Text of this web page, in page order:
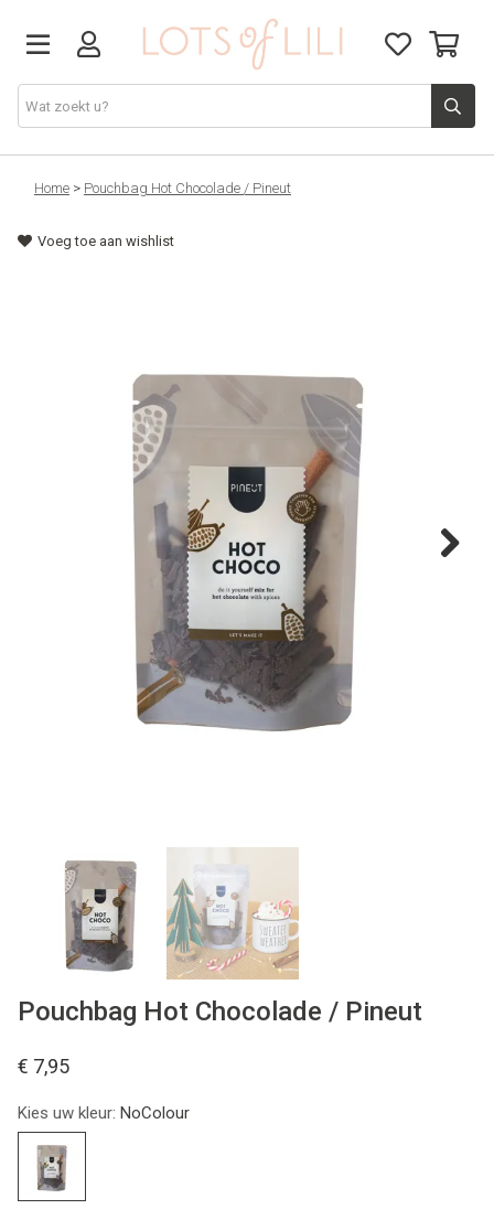
VADERDAG
SOLDEN
ACCESSOIRES
JUF/MEESTER
KIDS
CADEAUBON
Home > Pouchbag Hot Chocolade / Pineut
Voeg toe aan wishlist
Pouchbag Hot Chocolade / Pineut
€ 7,95
Kies uw kleur: NoColour